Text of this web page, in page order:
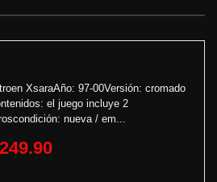
XsaraAño: 97-00Versión: cromado
el juego incluye 2
nueva / em...